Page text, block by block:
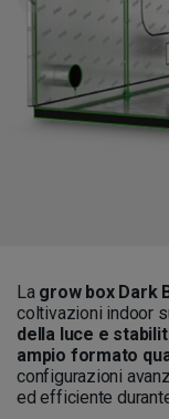
La grow box Dark
coltivazioni indoor
della luce e
ampio formato
configurazioni
ed efficiente